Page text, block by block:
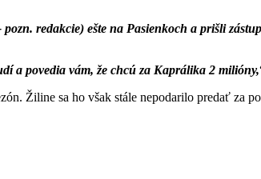
redakcie) ešte na Pasienkoch a prišli
a povedia vám, že chcú za Kaprálika 2 milióny,
Žiline sa ho však stále nepodarilo predať za